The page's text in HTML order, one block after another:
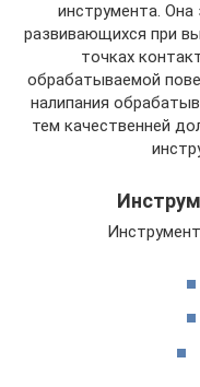
инструмента. Она
развивающихся при
точках
обрабатываемой
налипания
тем качественней